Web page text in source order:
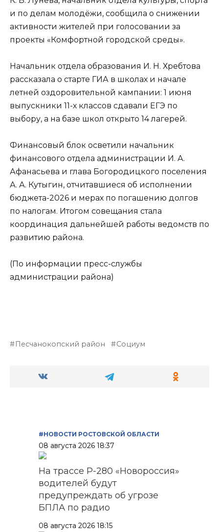
и по делам молодёжи, сообщила о снижении
активности жителей при голосовании за
проекты «Комфортной городской среды».
Начальник отдела образования И. Н. Хребтова
рассказала о старте ГИА в школах и начале
летней оздоровительной кампании: 1 июня
выпускники 11-х классов сдавали ЕГЭ по
выбору, а на базе школ открыто 14 лагерей.
Финансовый блок осветили начальник
финансового отдела администрации И. А.
Афанасьева и глава Богородицкого поселения
А. А. Кутыгин, отчитавшиеся об исполнении
бюджета-2026 и мерах по погашению долгов
по налогам. Итогом совещания стала
координация дальнейшей работы ведомств по
развитию района.
(По информации пресс-службы
администрации района)
Песчанокопский район Социум
#НОВОСТИ РОСТОВСКОЙ ОБЛАСТИ
08 августа 2026 18:37
На трассе Р-280 «Новороссия»
водителей будут
предупреждать об угрозе
БПЛА по радио
08 августа 2026 18:15